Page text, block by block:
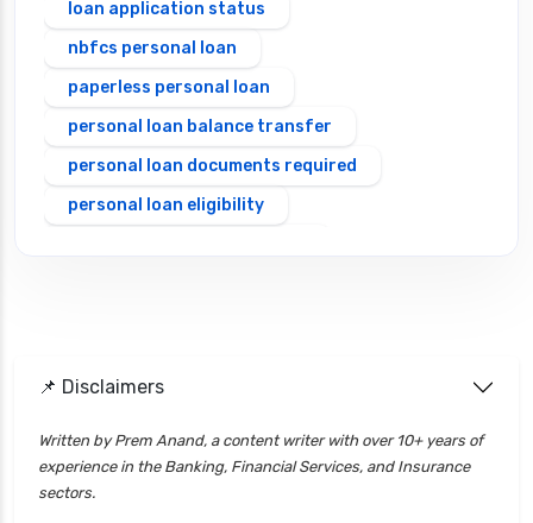
loan application status
nbfcs personal loan
paperless personal loan
personal loan balance transfer
personal loan documents required
personal loan eligibility
personal loan eligibility hdfc
📌 Disclaimers
Written by Prem Anand, a content writer with over 10+ years of
experience in the Banking, Financial Services, and Insurance
sectors.